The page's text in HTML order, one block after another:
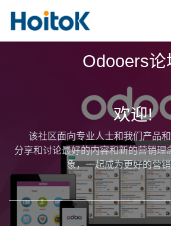
Odooers论
欢迎!
该社区面向专业人士和我们产品和
分享和讨论最好的内容和新的营销理
象，一起成为更好的营